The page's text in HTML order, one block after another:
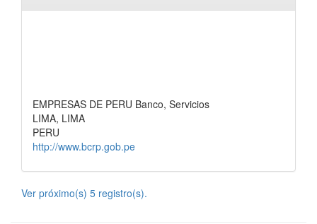
EMPRESAS DE PERU Banco, Servicios
LIMA, LIMA
PERU
http://www.bcrp.gob.pe
Ver próximo(s) 5 registro(s).